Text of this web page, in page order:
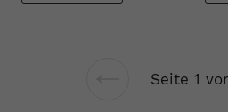
Vorherige
Seite 1